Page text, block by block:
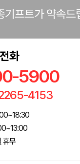
기프트가 약속드
화
5900
4153
휴무